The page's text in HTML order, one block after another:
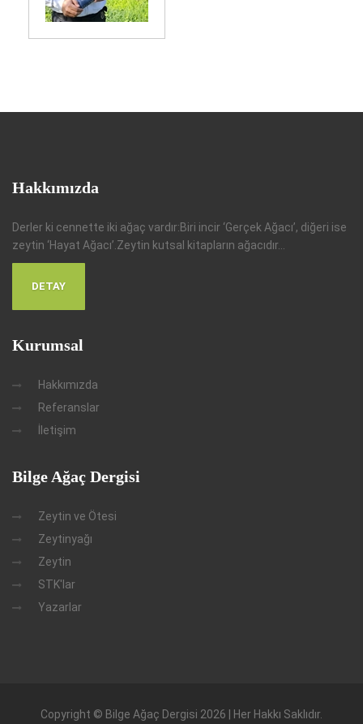
Hakkımızda
Derler ki cennette iki ağaç vardır:Biri incir ‘Gerçek Ağacı’, diğeri ise
zeytin ‘Hayat Ağacı’.Zeytin kutsal kitapların ağacıdır...
DETAY
Kurumsal
Hakkımızda
Referanslar
İletişim
Bilge Ağaç Dergisi
Zeytin ve Ötesi
Zeytinyağı
Zeytin
STK'lar
Yazarlar
Copyright © Bilge Ağaç Dergisi 2026 | Her Hakkı Saklıdır.